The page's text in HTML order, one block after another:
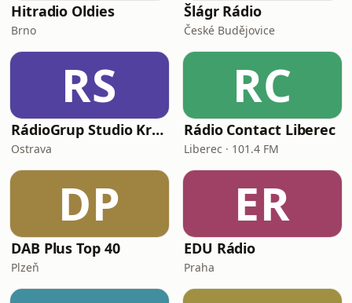
Hitradio Oldies
Brno
Šlágr Rádio
České Budějovice
RS
RádioGrup Studio Krnov
Ostrava
RC
Rádio Contact Liberec
Liberec · 101.4 FM
DP
DAB Plus Top 40
Plzeň
ER
EDU Rádio
Praha